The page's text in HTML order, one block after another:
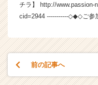
r
C
e
チラ】 http://www.passion-
cid=2944 -----------◇◆◇ご
前の記事へ